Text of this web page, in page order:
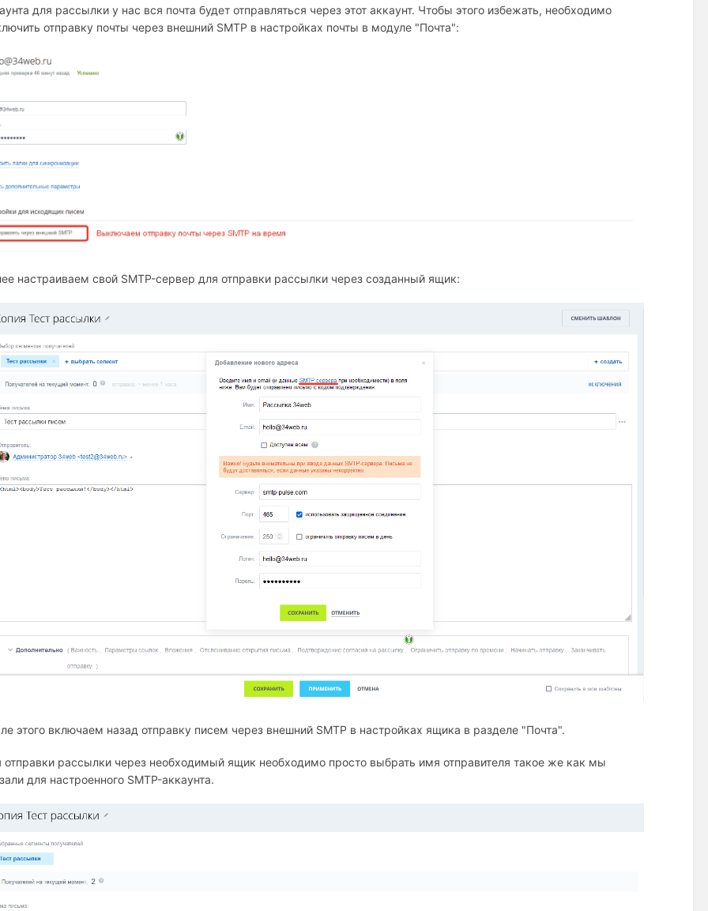
для рассылки у нас вся почта будет отправляться через этот аккаунт. Чтобы этого избежать, необходимо
отправку почты через внешний SMTP в настройках почты в модуле "Почта":
настраиваем свой SMTP-сервер для отправки рассылки через созданный ящик:
этого включаем назад отправку писем через внешний SMTP в настройках ящика в разделе "Почта".
отправки рассылки через необходимый ящик необходимо просто выбрать имя отправителя такое же как мы
для настроенного SMTP-аккаунта.